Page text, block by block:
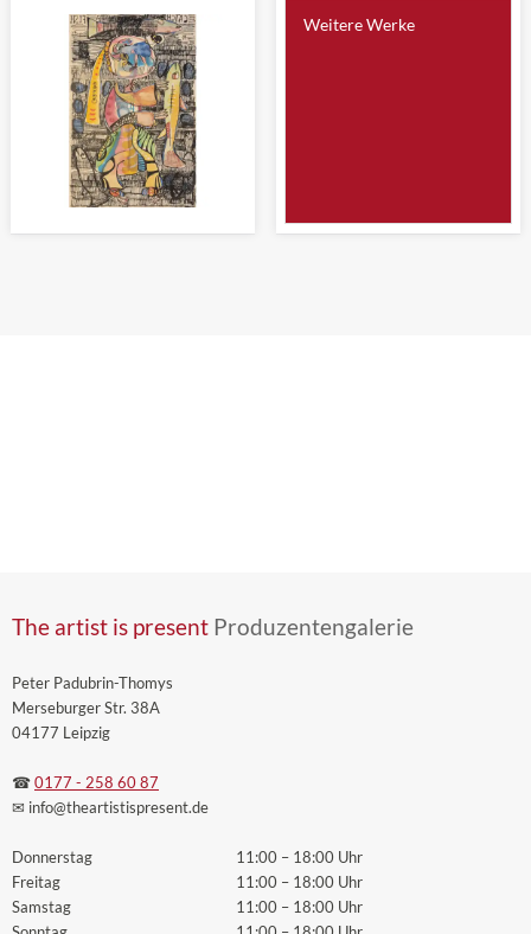
Weitere Werke
The artist is present Produzentengalerie
Peter Padubrin-Thomys
Merseburger Str. 38A
04177 Leipzig
☎ 0177 - 258 60 87
✉ info@theartistispresent.de
Donnerstag
Freitag
Samstag
11:00 – 18:00 Uhr
11:00 – 18:00 Uhr
11:00 – 18:00 Uhr